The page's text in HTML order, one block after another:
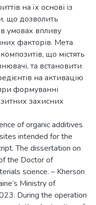
на їх основі із
що дозволить
умовах впливу
факторів. Мета
що містять
та встановити
на активацію
формуванні
захисних
of organic additives
intended for the
The dissertation on
the Doctor of
science. – Kherson
Ministry of
During the operation